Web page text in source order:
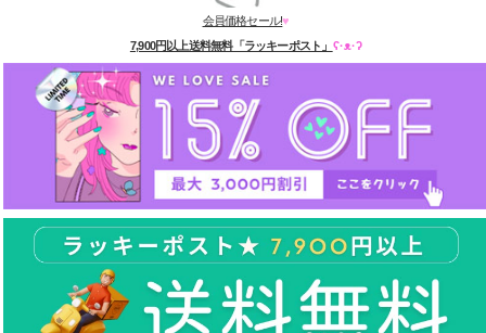
会員価格セール!♥
7,900円以上送料無料「ラッキーポスト」 ʕ·ᴥ·ʔ